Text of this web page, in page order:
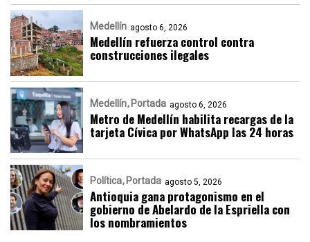
Medellín agosto 6, 2026
Medellín refuerza control contra
construcciones ilegales
Medellín Portada agosto 6, 2026
Metro de Medellín habilita recargas de la
tarjeta Cívica por WhatsApp las 24 horas
Política Portada agosto 5, 2026
Antioquia gana protagonismo en el
gobierno de Abelardo de la Espriella con
los nombramientos